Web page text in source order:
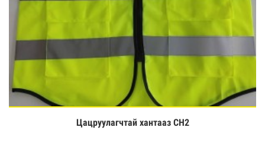
Үзэх
Цацруулагчтай хантааз CH2